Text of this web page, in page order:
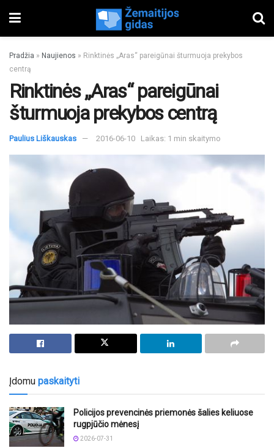
Pradžia » Naujienos » Rinktinės „Aras“ pareigūnai šturmuoja prekybos
centrą
Rinktinės „Aras“ pareigūnai
šturmuoja prekybos centrą
Paulius Liškauskas 2016-06-10 Laikas: 1 min skaitymo
Įdomu paskaityti
Policijos prevencinės priemonės šalies keliuose
rugpjūčio mėnesį
2026-07-31